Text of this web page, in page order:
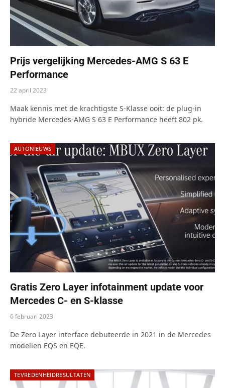
Prijs vergelijking Mercedes-AMG S 63 E
Performance
22 april 2023
Maak kennis met de krachtigste S-Klasse ooit: de plug-in
hybride Mercedes-AMG S 63 E Performance heeft 802 pk.
AUTONIEUWS
Gratis Zero Layer infotainment update voor
Mercedes C- en S-klasse
6 februari 2023
De Zero Layer interface debuteerde in 2021 in de Mercedes
modellen EQS en EQE.
TEVREDENHEIDRESULTATEN